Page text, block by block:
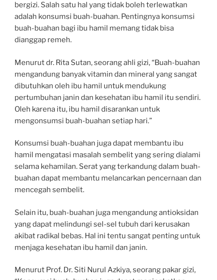
bergizi. Salah satu hal yang tidak boleh terlewatkan
adalah konsumsi buah-buahan. Pentingnya konsumsi
buah-buahan bagi ibu hamil memang tidak bisa
dianggap remeh.
Menurut dr. Rita Sutan, seorang ahli gizi, “Buah-buahan
mengandung banyak vitamin dan mineral yang sangat
dibutuhkan oleh ibu hamil untuk mendukung
pertumbuhan janin dan kesehatan ibu hamil itu sendiri.
Oleh karena itu, ibu hamil disarankan untuk
mengonsumsi buah-buahan setiap hari.”
Konsumsi buah-buahan juga dapat membantu ibu
hamil mengatasi masalah sembelit yang sering dialami
selama kehamilan. Serat yang terkandung dalam buah-
buahan dapat membantu melancarkan pencernaan dan
mencegah sembelit.
Selain itu, buah-buahan juga mengandung antioksidan
yang dapat melindungi sel-sel tubuh dari kerusakan
akibat radikal bebas. Hal ini tentu sangat penting untuk
menjaga kesehatan ibu hamil dan janin.
Menurut Prof. Dr. Siti Nurul Azkiya, seorang pakar gizi,